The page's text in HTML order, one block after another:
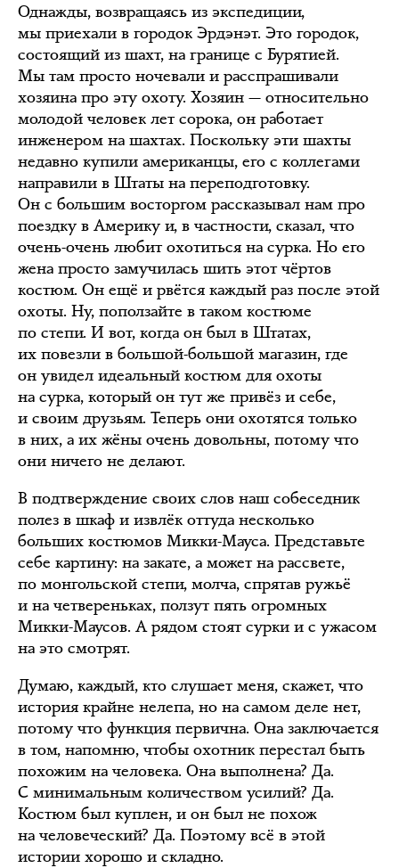
Однажды, возвращаясь из экспедиции,
мы приехали в городок Эрдэнэт. Это городок,
состоящий из шахт, на границе с Бурятией.
Мы там просто ночевали и расспрашивали
хозяина про эту охоту. Хозяин — относительно
молодой человек лет сорока, он работает
инженером на шахтах. Поскольку эти шахты
недавно купили американцы, его с коллегами
направили в Штаты на переподготовку.
Он с большим восторгом рассказывал нам про
поездку в Америку и, в частности, сказал, что
очень-очень любит охотиться на сурка. Но его
жена просто замучилась шить этот чёртов
костюм. Он ещё и рвётся каждый раз после этой
охоты. Ну, поползайте в таком костюме
по степи. И вот, когда он был в Штатах,
их повезли в большой-большой магазин, где
он увидел идеальный костюм для охоты
на сурка, который он тут же привёз и себе,
и своим друзьям. Теперь они охотятся только
в них, а их жёны очень довольны, потому что
они ничего не делают.
В подтверждение своих слов наш собеседник
полез в шкаф и извлёк оттуда несколько
больших костюмов Микки-Мауса. Представьте
себе картину: на закате, а может на рассвете,
по монгольской степи, молча, спрятав ружьё
и на четвереньках, ползут пять огромных
Микки-Маусов. А рядом стоят сурки и с ужасом
на это смотрят.
Думаю, каждый, кто слушает меня, скажет, что
история крайне нелепа, но на самом деле нет,
потому что функция первична. Она заключается
в том, напомню, чтобы охотник перестал быть
похожим на человека. Она выполнена? Да.
С минимальным количеством усилий? Да.
Костюм был куплен, и он был не похож
на человеческий? Да. Поэтому всё в этой
истории хорошо и складно.